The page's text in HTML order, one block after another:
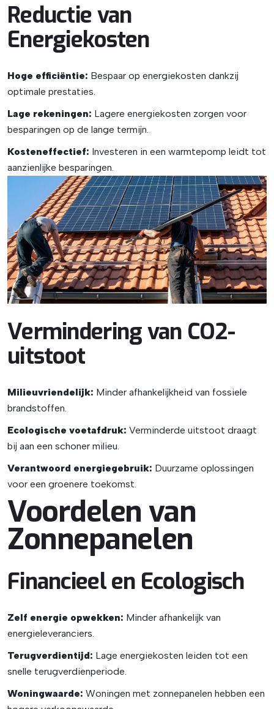
Reductie van
Energiekosten
Hoge efficiëntie: Bespaar op energiekosten dankzij
optimale prestaties.
Lage rekeningen: Lagere energiekosten zorgen voor
besparingen op de lange termijn.
Kosteneffectief: Investeren in een warmtepomp leidt tot
aanzienlijke besparingen.
Vermindering van CO2-
uitstoot
Milieuvriendelijk: Minder afhankelijkheid van fossiele
brandstoffen.
Ecologische voetafdruk: Verminderde uitstoot draagt
bij aan een schoner milieu.
Verantwoord energiegebruik: Duurzame oplossingen
voor een groenere toekomst.
Voordelen van
Zonnepanelen
Financieel en Ecologisch
Zelf energie opwekken: Minder afhankelijk van
energieleveranciers.
Terugverdientijd: Lage energiekosten leiden tot een
snelle terugverdienperiode.
Woningwaarde: Woningen met zonnepanelen hebben een